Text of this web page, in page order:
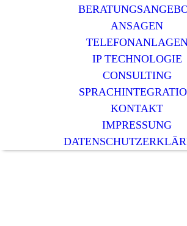
ANSAGEN
IP TECHNOLOGIE
CONSULTING
KONTAKT
IMPRESSUNG